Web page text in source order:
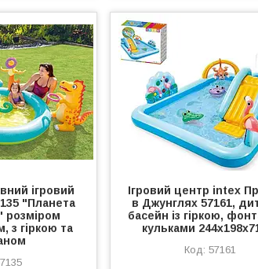
ігровий
"Планета
розміром
з гіркою та
Ігровий центр intex
в Джунглях 57161,
басейн із гіркою,
кульками
57161